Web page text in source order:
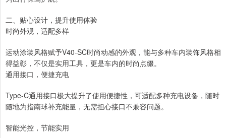
二、贴心设计，提升使用体验
时尚外观，适配多样
运动涂装风格赋予V40-SC时尚动感的外观，能与多种车内装饰风格相
得益彰，不仅是实用工具，更是车内的时尚点缀。
通用接口，便捷充电
Type-C通用接口极大提升了使用便捷性，可适配多种充电设备，随时
随地为指南球补充能量，无需担心接口不兼容问题。
智能光控，节能实用